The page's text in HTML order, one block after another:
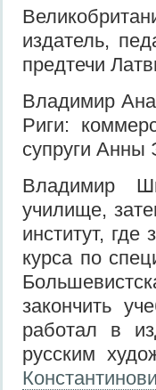
издатель,
предтечи
Владимир
Риги:
супруги
Владимир
училище,
институт,
курса по
закончить
работал в
русским